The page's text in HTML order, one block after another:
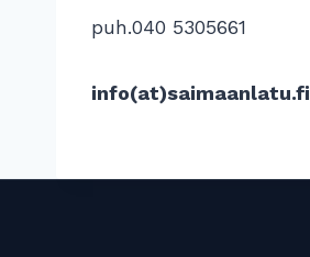
puh.040 5305661
info(at)saimaanlatu.fi